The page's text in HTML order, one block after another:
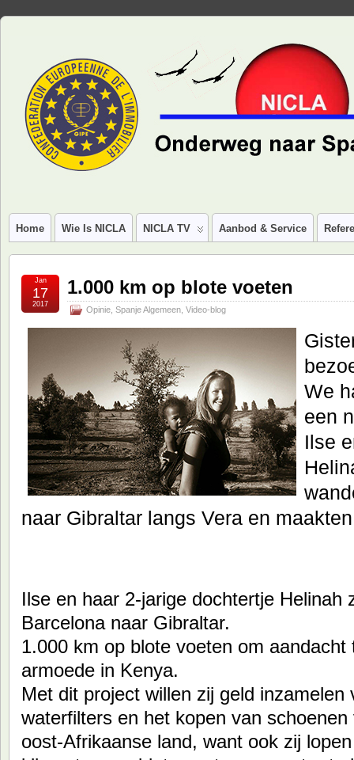
Home Wie Is NICLA NICLA TV Aanbod & Service
1.000 km op blote voeten
Opinie Spanje Algemeen Video-blog
Jan
17
2017
We
een
Ilse
naar Gibraltar langs Vera en
Ilse en haar 2-jarige dochtertje Helinah
Barcelona naar Gibraltar.
1.000 km op blote voeten om aandacht
armoede in Kenya.
Met dit project willen zij geld
waterfilters en het kopen van
oost-Afrikaanse land, want ook zij